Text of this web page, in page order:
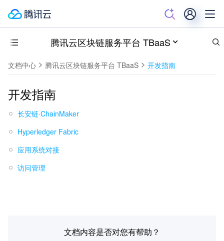
腾讯云区块链服务平台 TBaaS
文档中心 腾讯云区块链服务平台 TBaaS 开发指南
开发指南
长安链·ChainMaker
Hyperledger Fabric
应用系统对接
访问管理
文档内容是否对您有帮助？